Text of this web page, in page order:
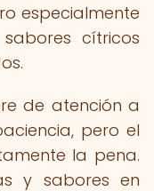
especialmente
cítricos
de atención a
pero el
la pena.
y sabores en